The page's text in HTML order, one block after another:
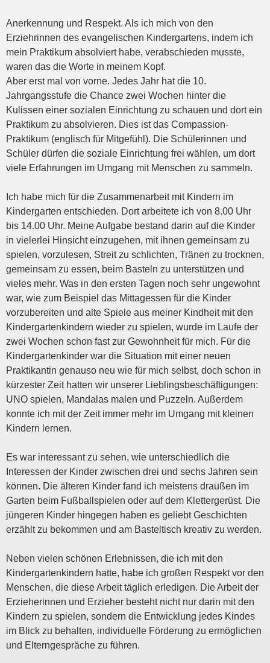
Anerkennung und Respekt. Als ich mich von den
Erziehrinnen des evangelischen Kindergartens, indem ich
mein Praktikum absolviert habe, verabschieden musste,
waren das die Worte in meinem Kopf.
Aber erst mal von vorne. Jedes Jahr hat die 10.
Jahrgangsstufe die Chance zwei Wochen hinter die
Kulissen einer sozialen Einrichtung zu schauen und dort ein
Praktikum zu absolvieren. Dies ist das Compassion-
Praktikum (englisch für Mitgefühl). Die Schülerinnen und
Schüler dürfen die soziale Einrichtung frei wählen, um dort
viele Erfahrungen im Umgang mit Menschen zu sammeln.
Ich habe mich für die Zusammenarbeit mit Kindern im
Kindergarten entschieden. Dort arbeitete ich von 8.00 Uhr
bis 14.00 Uhr. Meine Aufgabe bestand darin auf die Kinder
in vielerlei Hinsicht einzugehen, mit ihnen gemeinsam zu
spielen, vorzulesen, Streit zu schlichten, Tränen zu trocknen,
gemeinsam zu essen, beim Basteln zu unterstützen und
vieles mehr. Was in den ersten Tagen noch sehr ungewohnt
war, wie zum Beispiel das Mittagessen für die Kinder
vorzubereiten und alte Spiele aus meiner Kindheit mit den
Kindergartenkindern wieder zu spielen, wurde im Laufe der
zwei Wochen schon fast zur Gewohnheit für mich. Für die
Kindergartenkinder war die Situation mit einer neuen
Praktikantin genauso neu wie für mich selbst, doch schon in
kürzester Zeit hatten wir unserer Lieblingsbeschäftigungen:
UNO spielen, Mandalas malen und Puzzeln. Außerdem
konnte ich mit der Zeit immer mehr im Umgang mit kleinen
Kindern lernen.
Es war interessant zu sehen, wie unterschiedlich die
Interessen der Kinder zwischen drei und sechs Jahren sein
können. Die älteren Kinder fand ich meistens draußen im
Garten beim Fußballspielen oder auf dem Klettergerüst. Die
jüngeren Kinder hingegen haben es geliebt Geschichten
erzählt zu bekommen und am Basteltisch kreativ zu werden.
Neben vielen schönen Erlebnissen, die ich mit den
Kindergartenkindern hatte, habe ich großen Respekt vor den
Menschen, die diese Arbeit täglich erledigen. Die Arbeit der
Erzieherinnen und Erzieher besteht nicht nur darin mit den
Kindern zu spielen, sondern die Entwicklung jedes Kindes
im Blick zu behalten, individuelle Förderung zu ermöglichen
und Elterngespräche zu führen.